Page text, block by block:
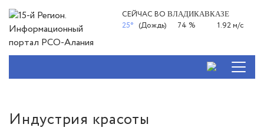
СЕЙЧАС ВОВЛАДИКАВКАЗЕ
25° (Дождь) 74 % 1.92 м/с
Индустрия красоты